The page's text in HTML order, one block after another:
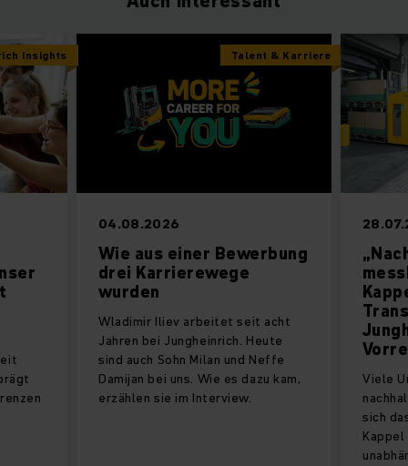
Talent & Karriere
04.08.2026
Wie aus einer Bewerbung
drei Karrierewege
wurden
Wladimir Iliev arbeitet seit acht
Jahren bei Jungheinrich. Heute
sind auch Sohn Milan und Neffe
Damijan bei uns. Wie es dazu kam,
erzählen sie im Interview.
Viele
sich
Insights